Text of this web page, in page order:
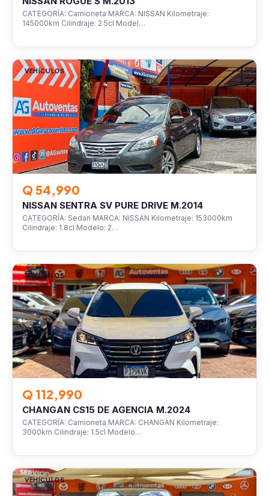
CATEGORÍA: Camioneta MARCA: NISSAN Kilometraje:
145000km Cilindraje: 2.5cl Model…
VEHÍCULOS
Q 54,990
NISSAN SENTRA SV PURE DRIVE M.2014
CATEGORÍA: Sedan MARCA: NISSAN Kilometraje: 153000km
Cilindraje: 1.8cl Modelo: 2…
VEHÍCULOS
Q 112,990
CHANGAN CS15 DE AGENCIA M.2024
CATEGORÍA: Camioneta MARCA: CHANGAN Kilometraje:
3000km Cilindraje: 1.5cl Modelo…
VEHÍCULOS